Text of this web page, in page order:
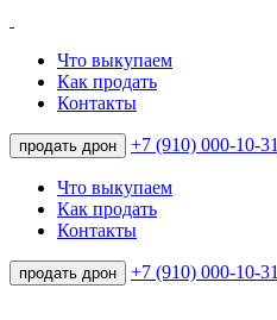
Что выкупаем
Как продать
Контакты
продать дрон +7 (910) 000-10-31
Что выкупаем
Как продать
Контакты
продать дрон +7 (910) 000-10-31